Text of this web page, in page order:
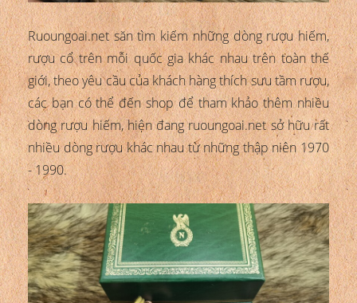
Ruoungoai.net săn tìm kiếm những dòng rượu hiếm,
rượu cổ trên mỗi quốc gia khác nhau trên toàn thế
giới, theo yêu cầu của khách hàng thích sưu tầm rượu,
các bạn có thể đến shop để tham khảo thêm nhiều
dòng rượu hiếm, hiện đang ruoungoai.net sở hữu rất
nhiều dòng rượu khác nhau từ những thập niên 1970
- 1990.